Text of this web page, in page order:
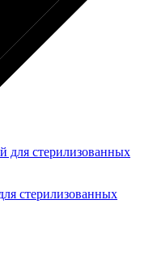
стерилизованных